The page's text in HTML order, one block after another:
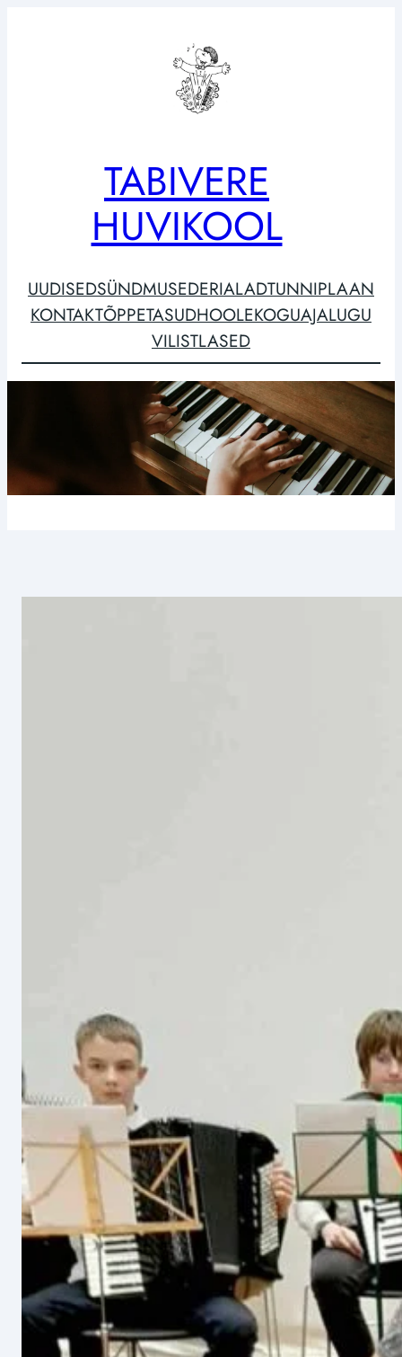
TABIVERE
HUVIKOOL
UUDISEDSÜNDMUSEDERIALADTUNNIPLAAN
KONTAKTÕPPETASUDHOOLEKOGUAJALUGU
VILISTLASED